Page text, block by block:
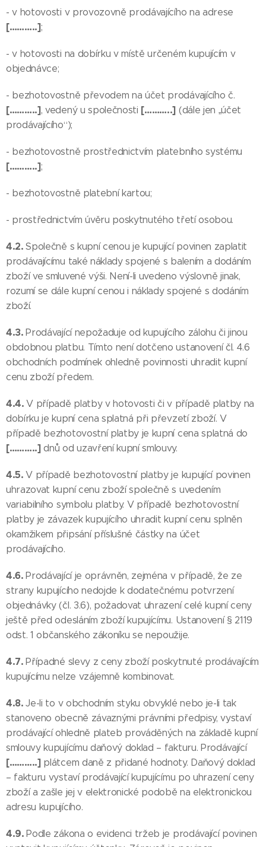
- v hotovosti v provozovně prodávajícího na adrese
[………..];
- v hotovosti na dobírku v místě určeném kupujícím v
objednávce;
- bezhotovostně převodem na účet prodávajícího č.
[………..], vedený u společnosti [………..] (dále jen „účet
prodávajícího“);
- bezhotovostně prostřednictvím platebního systému
[………..];
- bezhotovostně platební kartou;
- prostřednictvím úvěru poskytnutého třetí osobou.
4.2.Společně s kupní cenou je kupující povinen zaplatit
prodávajícímu také náklady spojené s balením a dodáním
zboží ve smluvené výši. Není-li uvedeno výslovně jinak,
rozumí se dále kupní cenou i náklady spojené s dodáním
zboží.
4.3.Prodávající nepožaduje od kupujícího zálohu či jinou
obdobnou platbu. Tímto není dotčeno ustanovení čl. 4.6
obchodních podmínek ohledně povinnosti uhradit kupní
cenu zboží předem.
4.4.V případě platby v hotovosti či v případě platby na
dobírku je kupní cena splatná při převzetí zboží. V
případě bezhotovostní platby je kupní cena splatná do
[………..]dnů od uzavření kupní smlouvy.
4.5.V případě bezhotovostní platby je kupující povinen
uhrazovat kupní cenu zboží společně s uvedením
variabilního symbolu platby. V případě bezhotovostní
platby je závazek kupujícího uhradit kupní cenu splněn
okamžikem připsání příslušné částky na účet
prodávajícího.
4.6.Prodávající je oprávněn, zejména v případě, že ze
strany kupujícího nedojde k dodatečnému potvrzení
objednávky (čl. 3.6), požadovat uhrazení celé kupní ceny
ještě před odesláním zboží kupujícímu. Ustanovení § 2119
odst. 1 občanského zákoníku se nepoužije.
4.7.Případné slevy z ceny zboží poskytnuté prodávajícím
kupujícímu nelze vzájemně kombinovat.
4.8.Je-li to v obchodním styku obvyklé nebo je-li tak
stanoveno obecně závaznými právními předpisy, vystaví
prodávající ohledně plateb prováděných na základě kupní
smlouvy kupujícímu daňový doklad – fakturu. Prodávající
[………..]plátcem daně z přidané hodnoty. Daňový doklad
– fakturu vystaví prodávající kupujícímu po uhrazení ceny
zboží a zašle jej v elektronické podobě na elektronickou
adresu kupujícího.
4.9.Podle zákona o evidenci tržeb je prodávající povinen